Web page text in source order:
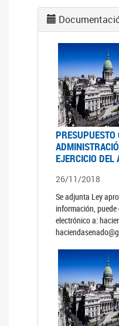
PRESUPUESTO
EJERCICIO DEL
26/11/2018
Se adjunta Ley
información,
electrónico a: